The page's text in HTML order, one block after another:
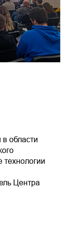
области
Центра